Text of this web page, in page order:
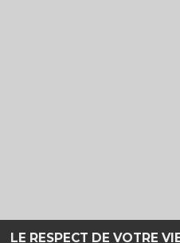
LE RESPECT DE VOTRE